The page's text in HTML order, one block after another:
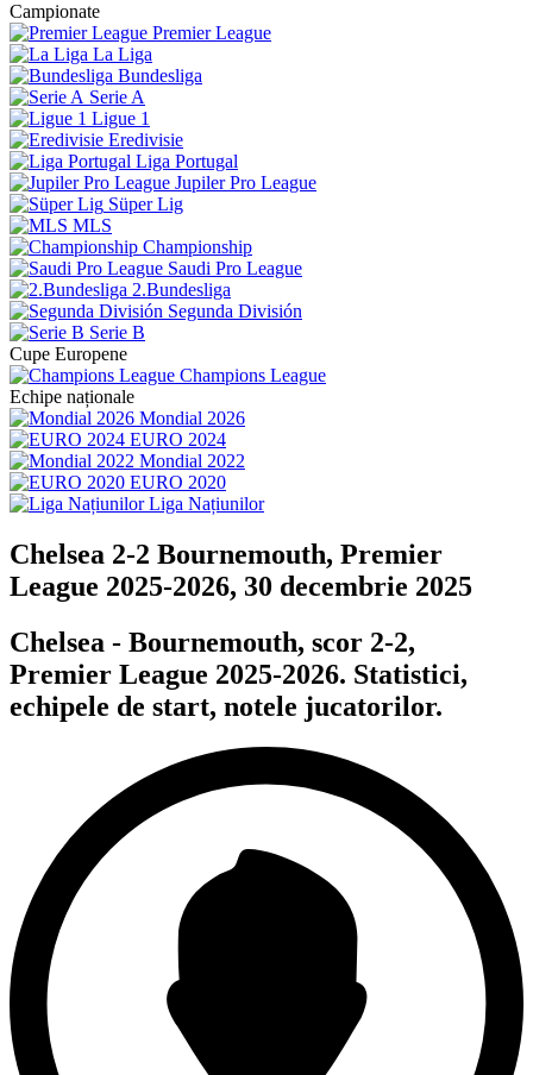
Campionate
Premier League
La Liga
Bundesliga
Serie A
Ligue 1
Eredivisie
Liga Portugal
Jupiler Pro League
Süper Lig
MLS
Championship
Saudi Pro League
2.Bundesliga
Segunda División
Serie B
Cupe Europene
Champions League
Echipe naționale
Mondial 2026
EURO 2024
Mondial 2022
EURO 2020
Liga Națiunilor
Chelsea 2-2 Bournemouth, Premier
League 2025-2026, 30 decembrie 2025
Chelsea - Bournemouth, scor 2-2,
Premier League 2025-2026. Statistici,
echipele de start, notele jucatorilor.